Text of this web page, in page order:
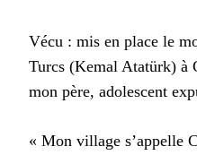
Vécu : mis en place le
Turcs (Kemal Atatürk) à
mon père, adolescent
« Mon village s’appelle